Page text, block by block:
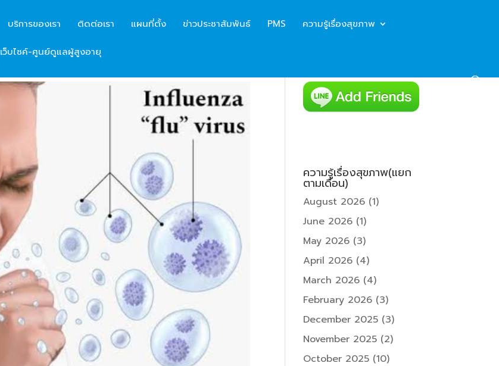
บริการของเรา ติดต่อเรา แผนที่ตั้ง ข่าวประชาสัมพันธ์ PMS ความรู้เรื่องสุขภาพ
เว็บไซค์-ศูนย์ดูแลผู้สูงอายุ
ความรู้เรื่องสุขภาพ(แยก
ตามเดือน)
August 2026 (1)
June 2026 (1)
May 2026 (3)
April 2026 (4)
March 2026 (4)
February 2026 (3)
December 2025 (3)
November 2025 (2)
October 2025 (10)